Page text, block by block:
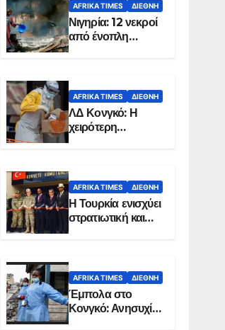
AFRIKA TIMES ΔΙΕΘΝΉ
Νιγηρία: 12 νεκροί
από ένοπλη
επίθεση σε χωριό
AFRIKA TIMES ΔΙΕΘΝΉ
ΛΔ Κονγκό: Η
χειρότερη
επιδημία Έμπολα
χώρας
AFRIKA TIMES ΔΙΕΘΝΉ
Η Τουρκία ενισχύει
στρατιωτική και
ενεργειακή
Σομαλία
AFRIKA TIMES ΔΙΕΘΝΉ
Έμπολα στο
Κονγκό: Ανησυχία
για τη μεγάλη